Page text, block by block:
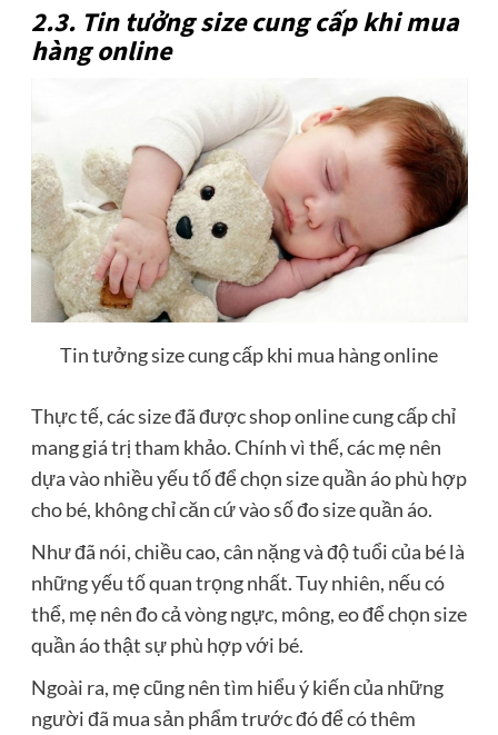
2.3. Tin tưởng size cung cấp khi mua
hàng online
Tin tưởng size cung cấp khi mua hàng online
Thực tế, các size đã được shop online cung cấp chỉ
mang giá trị tham khảo. Chính vì thế, các mẹ nên
dựa vào nhiều yếu tố để chọn size quần áo phù hợp
cho bé, không chỉ căn cứ vào số đo size quần áo.
Như đã nói, chiều cao, cân nặng và độ tuổi của bé là
những yếu tố quan trọng nhất. Tuy nhiên, nếu có
thể, mẹ nên đo cả vòng ngực, mông, eo để chọn size
quần áo thật sự phù hợp với bé.
Ngoài ra, mẹ cũng nên tìm hiểu ý kiến của những
người đã mua sản phẩm trước đó để có thêm